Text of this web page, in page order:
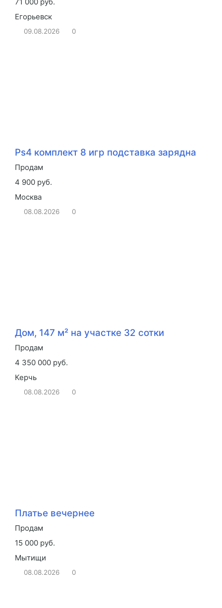
Егорьевск
09.08.2026 0
Ps4 комплект 8 игр подставка зарядна
Продам
4 900 руб.
Москва
08.08.2026 0
Дом, 147 м² на участке 32 сотки
Продам
4 350 000 руб.
Керчь
08.08.2026 0
Платье вечернее
Продам
15 000 руб.
Мытищи
08.08.2026 0